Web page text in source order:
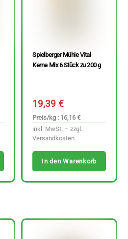
Spielberger Mühle Vital
Kerne Mix 6 Stück zu 200 g
19,39€
Preis/kg : 16,16 €
inkl. MwSt. – zzgl.
Versandkosten
In den Warenkorb